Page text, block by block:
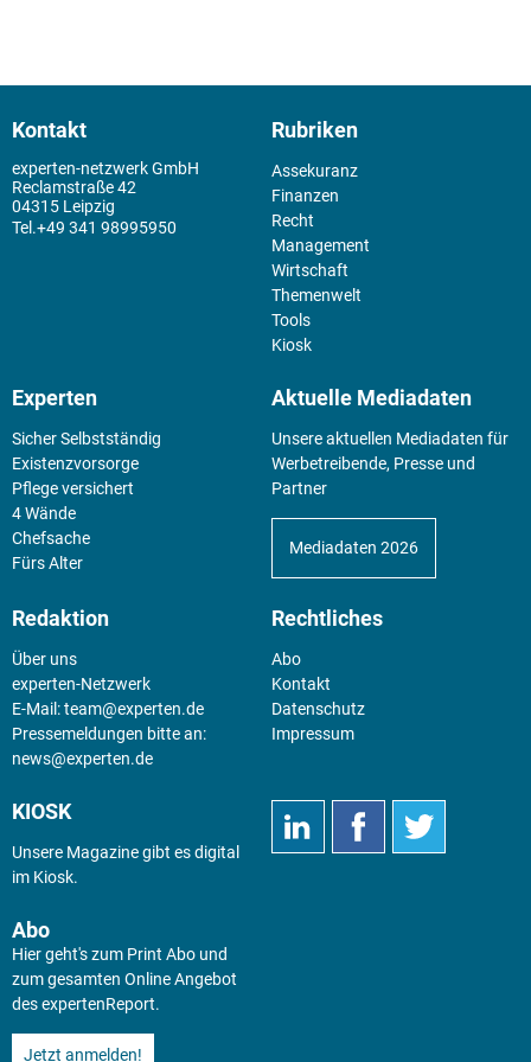
Kontakt
experten-netzwerk GmbH
Reclamstraße 42
04315 Leipzig
+49 341 98995950
Rubriken
Assekuranz
Finanzen
Recht
Management
Wirtschaft
Themenwelt
Tools
Kiosk
Experten
Sicher Selbstständig
Existenz­vorsorge
Pflege versichert
4 Wände
Chefsache
Fürs Alter
Aktuelle Mediadaten
Unsere aktuellen Mediadaten für
Werbetreibende, Presse und
Partner
Mediadaten 2026
Redaktion
Über uns
experten-Netzwerk
E-Mail:team@experten.de
Pressemeldungen bitte an:
news@experten.de
Rechtliches
Abo
Kontakt
Datenschutz
Impressum
KIOSK
Unsere Magazine gibt es digital
im Kiosk.
Abo
Hier geht's zum Print Abo und
zum gesamten Online Angebot
des expertenReport.
Jetzt anmelden!